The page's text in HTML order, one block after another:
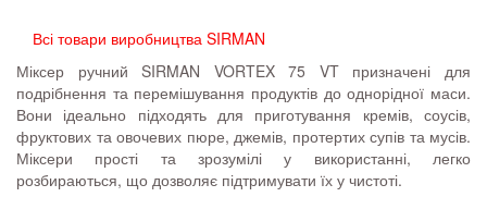
Всі товари виробництва SIRMAN
Міксер ручний SIRMAN VORTEX 75 VT призначені для
подрібнення та перемішування продуктів до однорідної маси.
Вони ідеально підходять для приготування кремів, соусів,
фруктових та овочевих пюре, джемів, протертих супів та мусів.
Міксери прості та зрозумілі у використанні, легко
розбираються, що дозволяє підтримувати їх у чистоті.